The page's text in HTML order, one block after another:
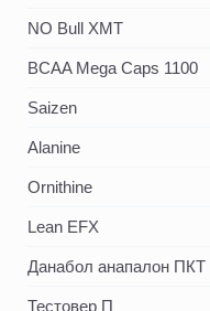
NO Bull XMT
BCAA Mega Caps 1100
Saizen
Alanine
Ornithine
Lean EFX
Данабол анапалон ПКТ
Тестовер П